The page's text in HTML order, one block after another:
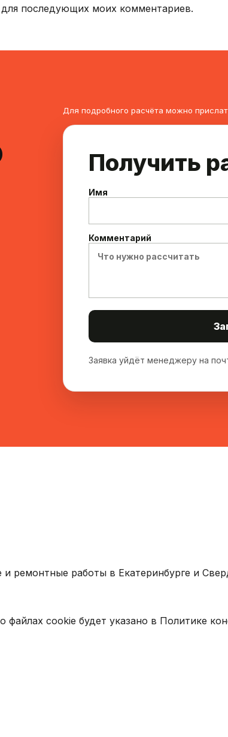
последующих моих комментариев.
Для подробного расчёта можно
Получить
Имя
Комментарий
Заявка уйдёт менеджеру на
ремонтные работы в Екатеринбурге и
файлах cookie будет указано в Политике